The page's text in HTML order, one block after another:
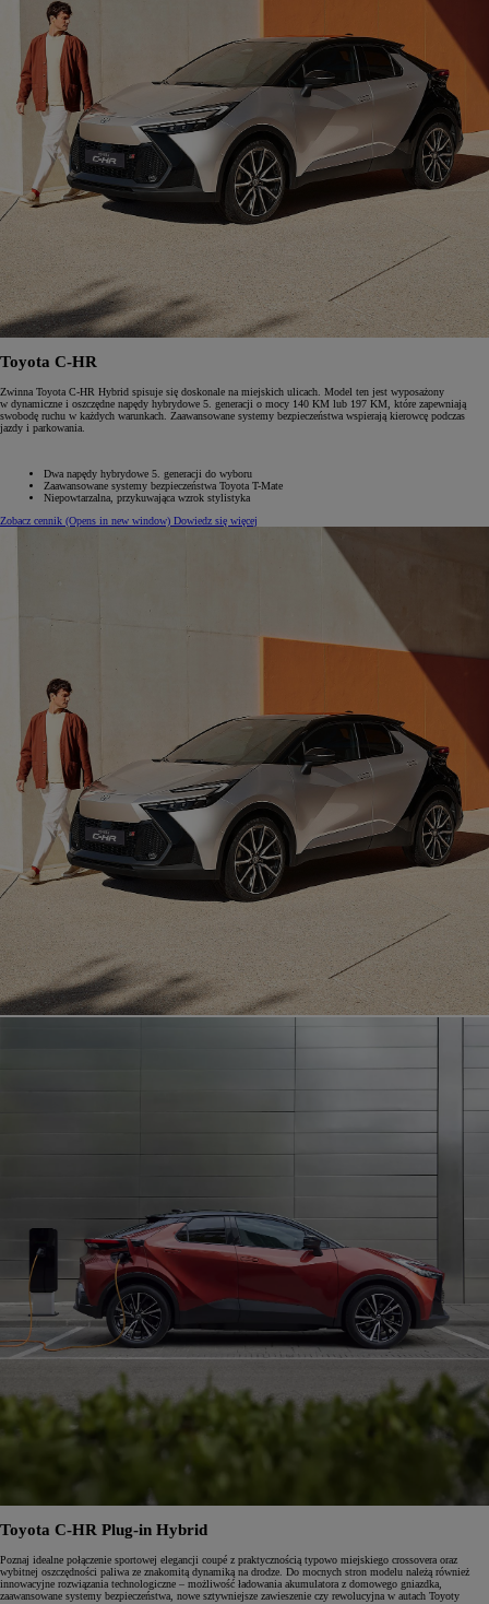
Toyota C-HR
Zwinna Toyota C-HR Hybrid spisuje się doskonale na miejskich ulicach. Model ten jest wyposażony
w dynamiczne i oszczędne napędy hybrydowe 5. generacji o mocy 140 KM lub 197 KM, które zapewniają
swobodę ruchu w każdych warunkach. Zaawansowane systemy bezpieczeństwa wspierają kierowcę podczas
jazdy i parkowania.
Dwa napędy hybrydowe 5. generacji do wyboru
Zaawansowane systemy bezpieczeństwa Toyota T-Mate
Niepowtarzalna, przykuwająca wzrok stylistyka
Zobacz cennik (Opens in new window) Dowiedz się więcej
Toyota C-HR Plug-in Hybrid
Poznaj idealne połączenie sportowej elegancji coupé z praktycznością typowo miejskiego crossovera oraz
wybitnej oszczędności paliwa ze znakomitą dynamiką na drodze. Do mocnych stron modelu należą również
innowacyjne rozwiązania technologiczne – możliwość ładowania akumulatora z domowego gniazdka,
zaawansowane systemy bezpieczeństwa, nowe sztywniejsze zawieszenie czy rewolucyjna w autach Toyoty